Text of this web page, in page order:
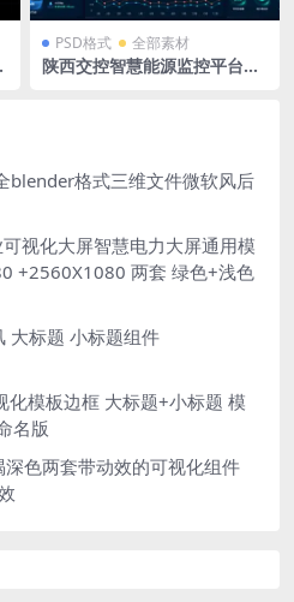
PSD格式 全部素材
陕西交控智慧能源监控平台PS
blender格式三维文件微软风后
视化大屏智慧电力大屏通用模
+2560X1080 两套 绿色+浅色
大标题 小标题组件
模板边框 大标题+小标题 模
名版
色两套带动效的可视化组件